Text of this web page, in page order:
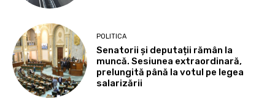
POLITICA
Senatorii și deputații rămân la
muncă. Sesiunea extraordinară,
prelungită până la votul pe legea
salarizării